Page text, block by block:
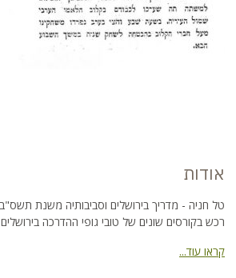
אודות
רכש בקורסים שונים של טובי גופי ההדרכה בירושלים
קראו עוד...